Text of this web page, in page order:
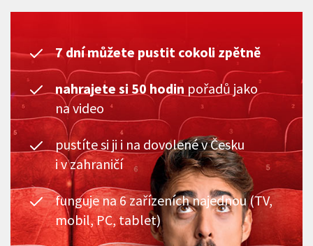
7 dní můžete pustit cokoli zpětně
nahrajete si 50 hodin pořadů jako
na video
pustíte si ji i na dovolené v Česku
i v zahraničí
funguje na 6 zařízeních najednou (TV,
mobil, PC, tablet)